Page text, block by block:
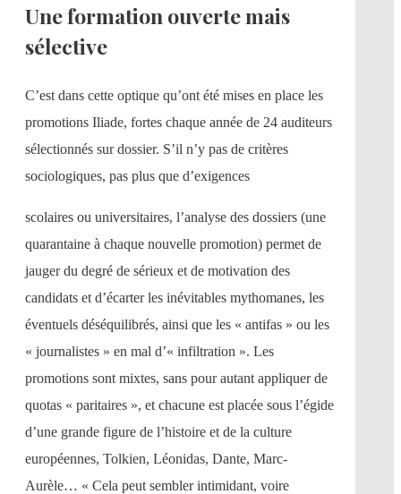
Une formation ouverte mais
sélective
C’est dans cette optique qu’ont été mises en place les
promotions Iliade, fortes chaque année de 24 auditeurs
sélectionnés sur dossier. S’il n’y pas de critères
sociologiques, pas plus que d’exigences
scolaires ou universitaires, l’analyse des dossiers (une
quarantaine à chaque nouvelle promotion) permet de
jauger du degré de sérieux et de motivation des
candidats et d’écarter les inévitables mythomanes, les
éventuels déséquilibrés, ainsi que les « antifas » ou les
« journalistes » en mal d’« infiltration ». Les
promotions sont mixtes, sans pour autant appliquer de
quotas « paritaires », et chacune est placée sous l’égide
d’une grande figure de l’histoire et de la culture
européennes, Tolkien, Léonidas, Dante, Marc-
Aurèle… « Cela peut sembler intimidant, voire